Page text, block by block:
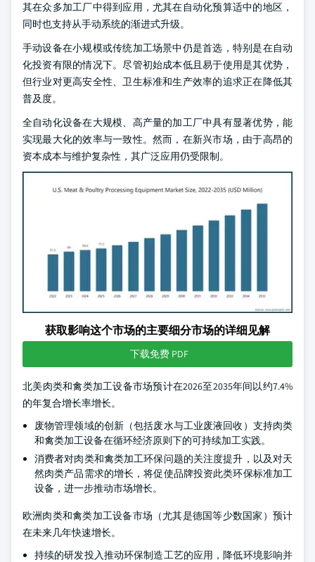
其在众多加工厂中得到应用，尤其在自动化预算适中的地区，
同时也支持从手动系统的渐进式升级。
手动设备在小规模或传统加工场景中仍是首选，特别是在自动
化投资有限的情况下。尽管初始成本低且易于使用是其优势，
但行业对更高安全性、卫生标准和生产效率的追求正在降低其
普及度。
全自动化设备在大规模、高产量的加工厂中具有显著优势，能
实现最大化的效率与一致性。然而，在新兴市场，由于高昂的
资本成本与维护复杂性，其广泛应用仍受限制。
获取影响这个市场的主要细分市场的详细见解
下载免费 PDF
北美肉类和禽类加工设备市场预计在2026至2035年间以约7.4%
的年复合增长率增长。
废物管理领域的创新（包括废水与工业废液回收）支持肉类
和禽类加工设备在循环经济原则下的可持续加工实践。
消费者对肉类和禽类加工环保问题的关注度提升，以及对天
然肉类产品需求的增长，将促使品牌投资此类环保标准加工
设备，进一步推动市场增长。
欧洲肉类和禽类加工设备市场（尤其是德国等少数国家）预计
在未来几年快速增长。
持续的研发投入推动环保制造工艺的应用，降低环境影响并